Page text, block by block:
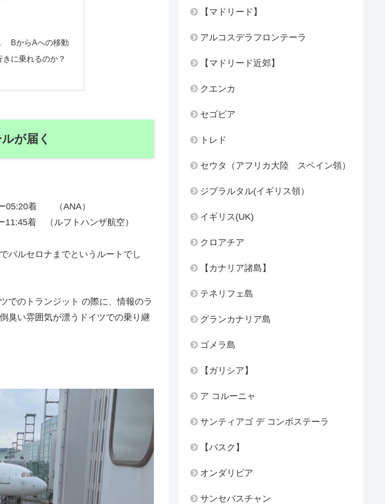
BからAへの移動
に乗れるのか？
が届く
05:20着 （ANA）
着 （ルフトハンザ航空）
バルセロナまでというルートでし
でのトランジット の際に、情報のラ
臭い雰囲気が漂うドイツでの乗り継
【マドリード】
アルコスデラフロンテーラ
【マドリード近郊】
クエンカ
セゴビア
トレド
セウタ（アフリカ大陸 スペイン領）
ジブラルタル(イギリス領）
イギリス(UK)
クロアチア
【カナリア諸島】
テネリフェ島
グランカナリア島
ゴメラ島
【ガリシア】
ア コルーニャ
サンティアゴ デ コンポステーラ
【バスク】
オンダリビア
サンセバスチャン